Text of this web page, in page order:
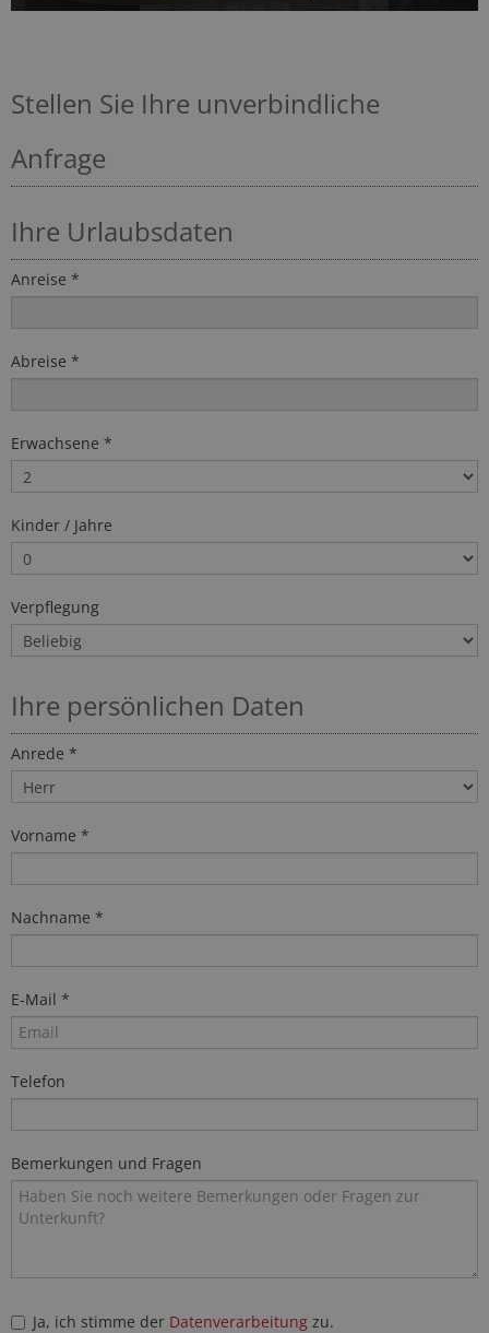
Stellen Sie Ihre unverbindliche
Anfrage
Ihre Urlaubsdaten
Anreise *
Abreise *
Erwachsene *
Kinder / Jahre
Verpflegung
Ihre persönlichen Daten
Anrede *
Vorname *
Nachname *
E-Mail *
Telefon
Bemerkungen und Fragen
Ja, ich stimme der Datenverarbeitung zu.